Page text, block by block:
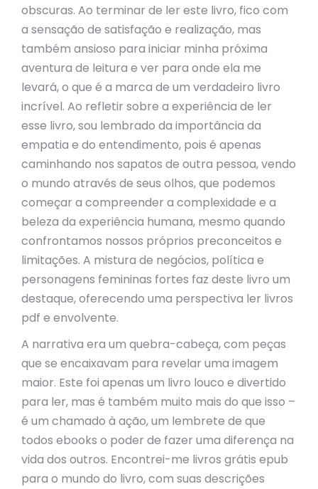
obscuras. Ao terminar de ler este livro, fico com
a sensação de satisfação e realização, mas
também ansioso para iniciar minha próxima
aventura de leitura e ver para onde ela me
levará, o que é a marca de um verdadeiro livro
incrível. Ao refletir sobre a experiência de ler
esse livro, sou lembrado da importância da
empatia e do entendimento, pois é apenas
caminhando nos sapatos de outra pessoa, vendo
o mundo através de seus olhos, que podemos
começar a compreender a complexidade e a
beleza da experiência humana, mesmo quando
confrontamos nossos próprios preconceitos e
limitações. A mistura de negócios, política e
personagens femininas fortes faz deste livro um
destaque, oferecendo uma perspectiva ler livros
pdf e envolvente.
A narrativa era um quebra-cabeça, com peças
que se encaixavam para revelar uma imagem
maior. Este foi apenas um livro louco e divertido
para ler, mas é também muito mais do que isso –
é um chamado à ação, um lembrete de que
todos ebooks o poder de fazer uma diferença na
vida dos outros. Encontrei-me livros grátis epub
para o mundo do livro, com suas descrições